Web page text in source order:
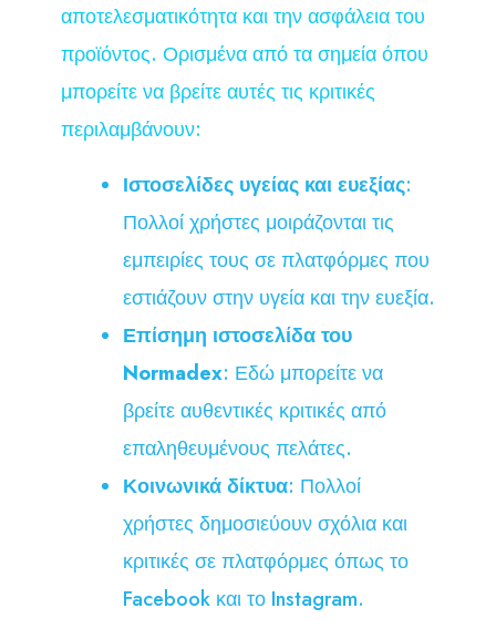
αποτελεσματικότητα και την ασφάλεια του
προϊόντος. Ορισμένα από τα σημεία όπου
μπορείτε να βρείτε αυτές τις κριτικές
περιλαμβάνουν:
Ιστοσελίδες υγείας και ευεξίας:
Πολλοί χρήστες μοιράζονται τις
εμπειρίες τους σε πλατφόρμες που
εστιάζουν στην υγεία και την ευεξία.
Επίσημη ιστοσελίδα του
Normadex: Εδώ μπορείτε να
βρείτε αυθεντικές κριτικές από
επαληθευμένους πελάτες.
Κοινωνικά δίκτυα: Πολλοί
χρήστες δημοσιεύουν σχόλια και
κριτικές σε πλατφόρμες όπως το
Facebook και το Instagram.